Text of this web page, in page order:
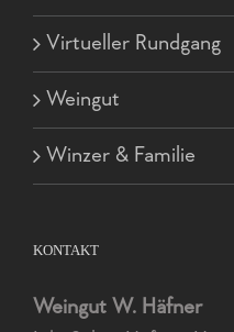
Virtueller Rundgang
Weingut
Winzer & Familie
KONTAKT
Weingut W. Häfner